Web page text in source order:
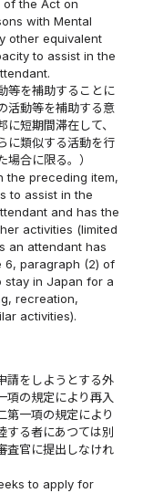
of the Act on
with Mental
other equivalent
to assist in the
等を補助することに
活動等を補助する意
短期間滞在して、
に類似する活動を行
合に限る。）
the preceding item,
to assist in the
and has the
activities (limited
an attendant has
6, paragraph (2) of
stay in Japan for a
recreation,
activities).
請をしようとする外
項の規定により再入
第一項の規定により
する者にあつては別
査官に提出しなけれ
to apply for